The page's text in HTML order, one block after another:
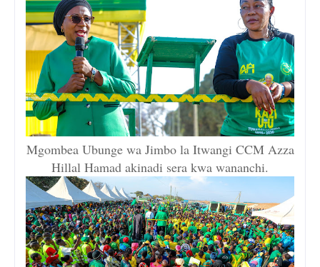
Mgombea Ubunge wa Jimbo la Itwangi CCM Azza
Hillal Hamad akinadi sera kwa wananchi.